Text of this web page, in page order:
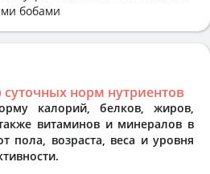
бобами
суточных норм нутриентов
калорий, белков, жиров,
витаминов и минералов в
пола, возраста, веса и уровня